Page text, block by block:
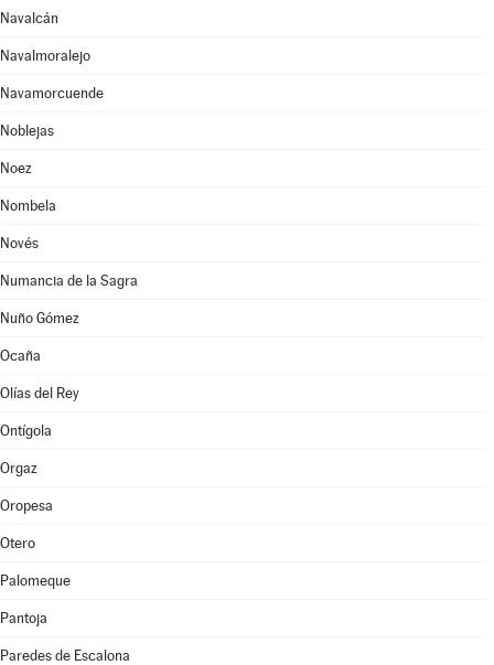
Navalcán
Navalmoralejo
Navamorcuende
Noblejas
Noez
Nombela
Novés
Numancia de la Sagra
Nuño Gómez
Ocaña
Olías del Rey
Ontígola
Orgaz
Oropesa
Otero
Palomeque
Pantoja
Paredes de Escalona